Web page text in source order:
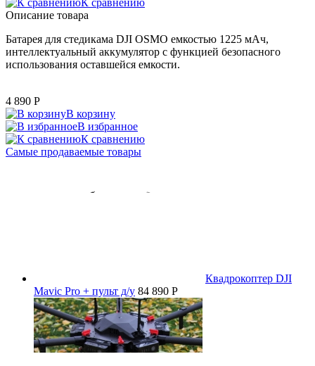
Описание товара
Батарея для стедикама DJI OSMO емкостью 1225 мАч,
интеллектуальный аккумулятор с функцией безопасного
использования оставшейся емкости.
4 890 P
В корзину
В избранное
К сравнению
Самые продаваемые товары
Квадрокоптер DJI
Mavic Pro + пульт д/у 84 890 P